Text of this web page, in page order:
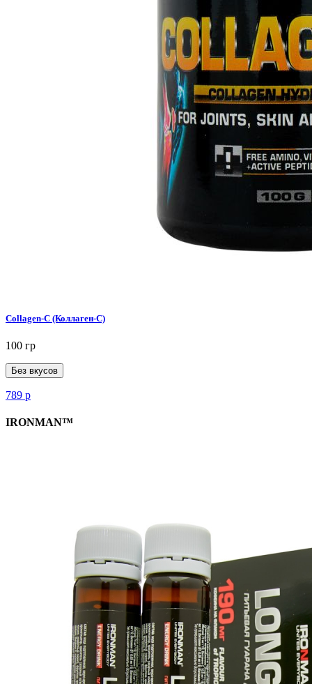
Collagen-C (Коллаген-C)
100 гр
Без вкусов
789 р
IRONMAN™